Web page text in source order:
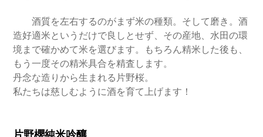
造好適米というだけで良しとせず、その産地、水田の環
境まで確かめて米を選びます。もちろん精米した後も、
もう一度その精米具合を精査します。
丹念な造りから生まれる片野桜。
私たちは慈しむように酒を育て上げます！